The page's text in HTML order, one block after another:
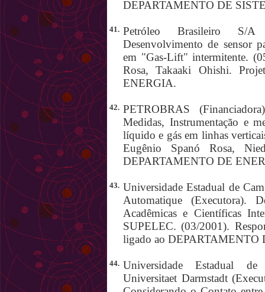
DEPARTAMENTO DE
41. Petróleo Brasileiro S/A
Desenvolvimento de sensor
em "Gas-Lift" intermitente.
Rosa, Takaaki Ohishi.
ENERGIA.
42. PETROBRAS
Medidas, Instrumentação e
líquido e gás em linhas
Eugênio Spanó Rosa,
DEPARTAMENTO DE
43. Universidade Estadual de
Automatique (Executora).
Acadêmicas e Científicas
SUPELEC. (03/2001).
ligado ao
44. Universidade Estadual de
Universitaet Darmstadt